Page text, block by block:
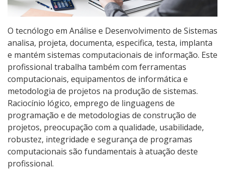
Transferências e retornos
PartiuIF
Parcerias
Processo de Inscrição
Resultados
Como posso estudar no IFSC?
O tecnólogo em Análise e Desenvolvimento de Sistemas
analisa, projeta, documenta, especifica, testa, implanta
e mantém sistemas computacionais de informação. Este
profissional trabalha também com ferramentas
computacionais, equipamentos de informática e
metodologia de projetos na produção de sistemas.
Raciocínio lógico, emprego de linguagens de
programação e de metodologias de construção de
projetos, preocupação com a qualidade, usabilidade,
robustez, integridade e segurança de programas
computacionais são fundamentais à atuação deste
profissional.